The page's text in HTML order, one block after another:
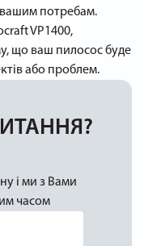
вашим потребам.
VP1400,
що ваш пилосос буде
або проблем.
і ми з Вами
часом